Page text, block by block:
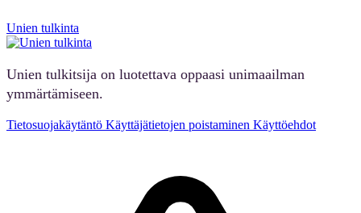
Unien tulkinta
Unien tulkitsija on luotettava oppaasi unimaailman
ymmärtämiseen.
Tietosuojakäytäntö Käyttäjätietojen poistaminen Käyttöehdot